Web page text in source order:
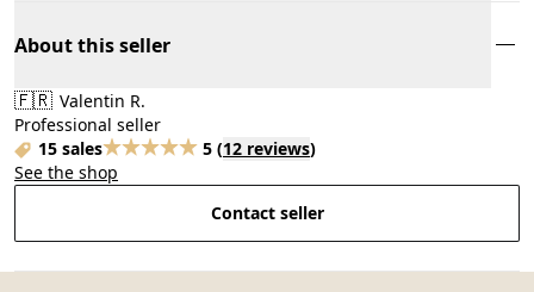
About this seller
🇫🇷 Valentin R.
Professional seller
15 sales
5 (12 reviews)
See the shop
Contact seller